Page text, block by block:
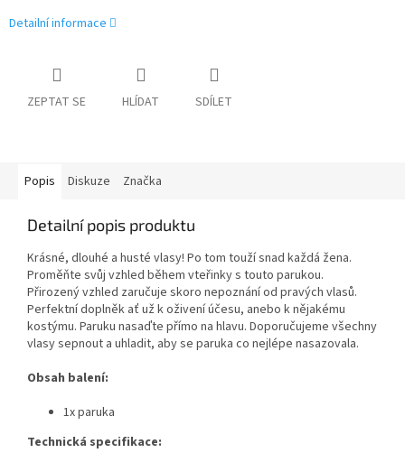
Detailní informace
ZEPTAT SE HLÍDAT SDÍLET
Popis Diskuze Značka
Detailní popis produktu
Krásné, dlouhé a husté vlasy! Po tom touží snad každá žena.
Proměňte svůj vzhled během vteřinky s touto parukou.
Přirozený vzhled zaručuje skoro nepoznání od pravých vlasů.
Perfektní doplněk ať už k oživení účesu, anebo k nějakému
kostýmu. Paruku nasaďte přímo na hlavu. Doporučujeme všechny
vlasy sepnout a uhladit, aby se paruka co nejlépe nasazovala.
Obsah balení:
1x paruka
Technická specifikace: